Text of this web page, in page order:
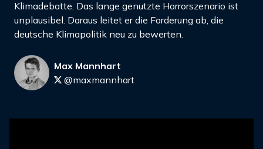
Klimadebatte. Das lange genutzte Horrorszenario ist
unplausibel. Daraus leitet er die Forderung ab, die
deutsche Klimapolitik neu zu bewerten.
Max Mannhart
@maxmannhart